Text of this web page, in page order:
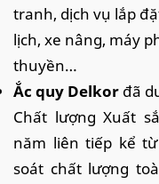
tranh, dịch vụ lắp
lịch, xe nâng, máy
thuyền…
Ắc quy Delkor đã
Chất lượng Xuất
năm liên tiếp kể
soát chất lượng